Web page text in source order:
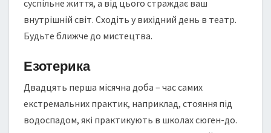
суспільне життя, а від цього страждає ваш
внутрішній світ. Сходіть у вихідний день в театр.
Будьте ближче до мистецтва.
Езотерика
Двадцять перша місячна доба – час самих
екстремальних практик, наприклад, стояння під
водоспадом, які практикують в школах сюген-до.